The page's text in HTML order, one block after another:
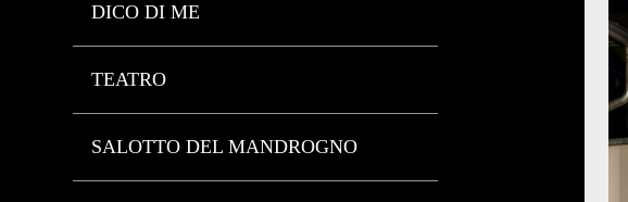
DICO DI ME
TEATRO
SALOTTO DEL MANDROGNO